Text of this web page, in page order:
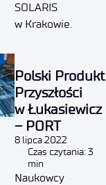
SOLARIS
w Krakowie.
Polski Produkt
Przyszłości
w Łukasiewicz
– PORT
8 lipca 2022
Czas czytania: 3
min
Naukowcy